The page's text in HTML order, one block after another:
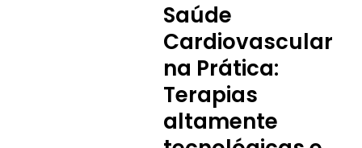
Saúde
Cardiovascular
na Prática:
Terapias
altamente